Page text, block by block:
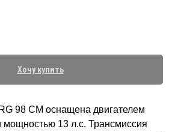
Хочу купить
98 CM оснащена двигателем
мощностью 13 л.с. Трансмиссия